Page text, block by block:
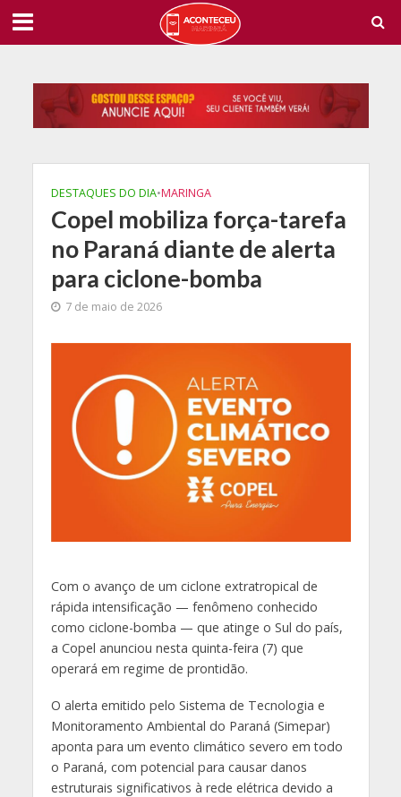
DESTAQUES DO DIA•MARINGA
Copel mobiliza força-tarefa
no Paraná diante de alerta
para ciclone-bomba
7 de maio de 2026
Com o avanço de um ciclone extratropical de
rápida intensificação — fenômeno conhecido
como ciclone-bomba — que atinge o Sul do país,
a Copel anunciou nesta quinta-feira (7) que
operará em regime de prontidão.
O alerta emitido pelo Sistema de Tecnologia e
Monitoramento Ambiental do Paraná (Simepar)
aponta para um evento climático severo em todo
o Paraná, com potencial para causar danos
estruturais significativos à rede elétrica devido a